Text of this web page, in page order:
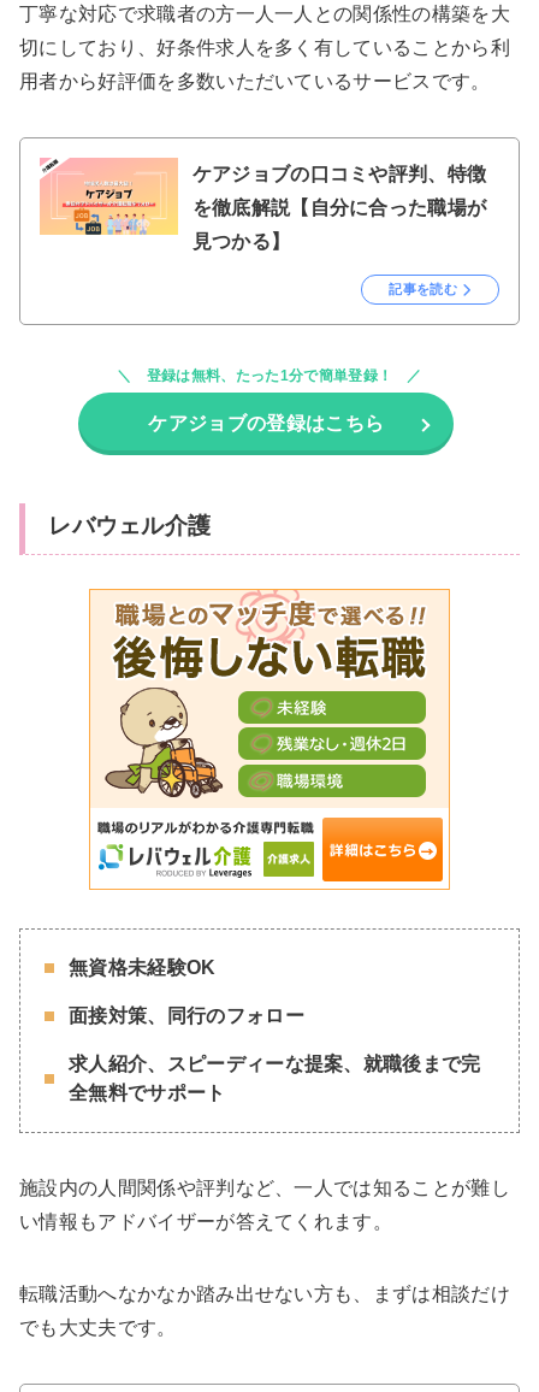
丁寧な対応で求職者の方一人一人との関係性の構築を大
切にしており、好条件求人を多く有していることから利
用者から好評価を多数いただいているサービスです。
ケアジョブの口コミや評判、特徴
を徹底解説【自分に合った職場が
見つかる】
記事を読む
登録は無料、たった1分で簡単登録！
ケアジョブの登録はこちら
レバウェル介護
無資格未経験OK
面接対策、同行のフォロー
求人紹介、スピーディーな提案、就職後まで完
全無料でサポート
施設内の人間関係や評判など、一人では知ることが難し
い情報もアドバイザーが答えてくれます。
転職活動へなかなか踏み出せない方も、まずは相談だけ
でも大丈夫です。